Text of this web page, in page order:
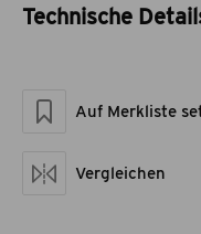
Technische
Material
Artikelgewicht netto kg
Auf Merkliste
Vergleichen